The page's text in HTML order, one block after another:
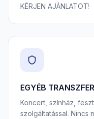
KÉRJEN AJÁNLATOT!
EGYÉB TRANSZFER
Koncert, színház,
szolgáltatással. Nincs